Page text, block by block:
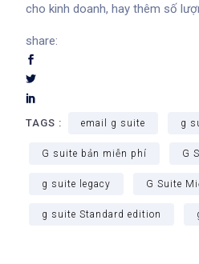
cho kinh doanh, hay thêm số
share:
TAGS : email g suite g
G suite bản miễn phí G
g suite legacy G Suite
g suite Standard edition